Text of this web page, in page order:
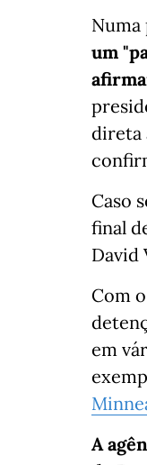
Numa
um
direta
Caso
final
David
Com
em
A